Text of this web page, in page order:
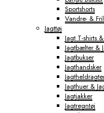
Sportshorts
Vandre- &
Jagttøj
Jagt T-shirts
Jagtbælter &
Jagtbukser
Jagthandsker
Jagthuer &
Jagtjakker
Jagtregntøj